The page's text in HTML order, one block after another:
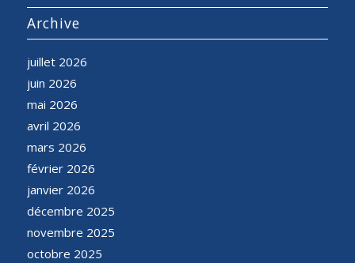
Archive
juillet 2026
juin 2026
mai 2026
avril 2026
mars 2026
février 2026
janvier 2026
décembre 2025
novembre 2025
octobre 2025